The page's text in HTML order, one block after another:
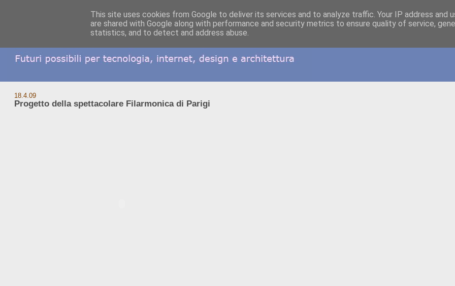
18.4.09
Progetto della spettacolare Filarmonica di Parigi
This site uses cookies from Google to deliver its services and to analyze traffic. Your IP address and
are shared with Google along with performance and security metrics to ensure quality of service,
statistics, and to detect and address abuse.